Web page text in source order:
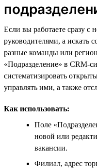
Если вы работаете сразу
руководителями, а искать
разные команды или
«Подразделение» в CRM-
систематизировать
управлять ими, а также
Как использовать:
Поле
новой или
вакансии.
Филиал, адрес